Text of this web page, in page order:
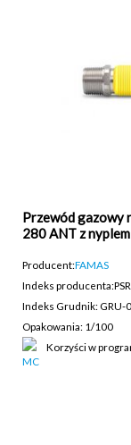
Przewód gazowy
280 ANT z
Producent:FAMAS
Indeks producenta:
Indeks Grudnik: GRU-
Opakowania: 1/100
Korzyści w